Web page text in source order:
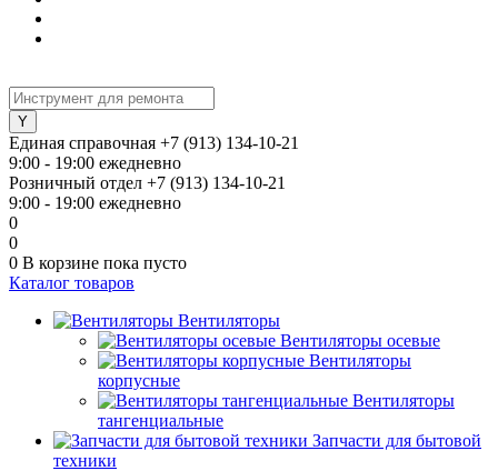
Единая справочная +7 (913) 134-10-21
9:00 - 19:00 ежедневно
Розничный отдел +7 (913) 134-10-21
9:00 - 19:00 ежедневно
0
0
0 В корзине пока пусто
Каталог товаров
Вентиляторы
Вентиляторы осевые
Вентиляторы
корпусные
Вентиляторы
тангенциальные
Запчасти для бытовой
техники